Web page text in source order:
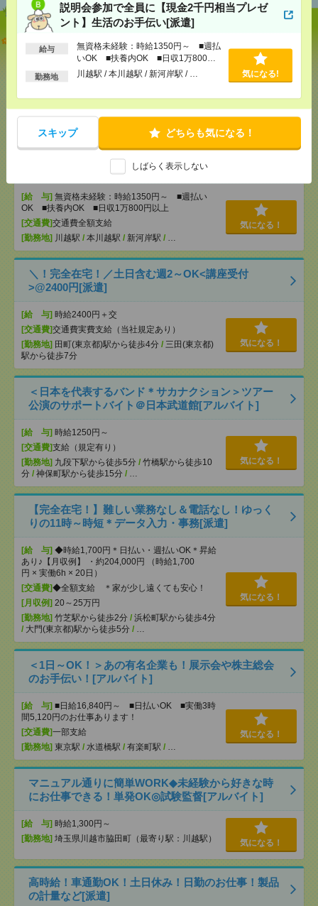
説明会参加で全員に【現金2千円相当プレゼ
ント】生活のお手伝い[派遣]
給与
無資格未経験：時給1350円～ ■週払
いOK ■扶養内OK ■日収1万800円
以上
勤務地 川越駅 / 本川越駅 / 新河岸駅 / … 気になる!
スキップ どちらも気になる！
しばらく表示しない
いも仕事の1つ[派遣]
[給 与]無資格未経験：時給1500円～ ■週払い
目白駅/北池袋駅/…
気になる！
[給 与] 無資格未経験：時給1350円～ ■週払い
OK ■扶養内OK ■日収1万800円以上
[交通費]交通費全額支給
[勤務地] 川越駅 / 本川越駅 / 新河岸駅 / …
気になる！
＼！完全在宅！／土日含む週2～OK<講座受付
>@2400円[派遣]
[給 与] 時給2400円＋交
[交通費]交通費実費支給（当社規定あり）
[勤務地] 田町(東京都)駅から徒歩4分 / 三田(東京都)
駅から徒歩7分
気になる！
＜日本を代表するバンド＊サカナクション＞ツアー
公演のサポートバイト＠日本武道館[アルバイト]
[給 与] 時給1250円～
[交通費]支給（規定有り）
[勤務地] 九段下駅から徒歩5分 / 竹橋駅から徒歩10
分 / 神保町駅から徒歩15分 / …
気になる！
【完全在宅！】難しい業務なし＆電話なし！ゆっく
りの11時～時短＊データ入力・事務[派遣]
[給 与] ◆時給1,700円＊日払い・週払いOK＊昇給
あり♪【月収例】 ・約204,000円 （時給1,700
円 × 実働6h × 20日）
[交通費]◆全額支給 ＊家が少し遠くても安心！
[月収例] 20～25万円
[勤務地] 竹芝駅から徒歩2分 / 浜松町駅から徒歩4分
/ 大門(東京都)駅から徒歩5分 / …
気になる！
＜1日～OK！＞あの有名企業も！展示会や株主総会
のお手伝い！[アルバイト]
[給 与] ■日給16,840円～ ■日払いOK ■実働3時
間5,120円のお仕事あります！
[交通費]一部支給
[勤務地] 東京駅 / 水道橋駅 / 有楽町駅 / …
気になる！
マニュアル通りに簡単WORK◆未経験から好きな時
にお仕事できる！単発OK◎試験監督[アルバイト]
[給 与] 時給1,300円～
[勤務地] 埼玉県川越市脇田町（最寄り駅：川越駅） 気になる！
高時給！車通勤OK！土日休み！日勤のお仕事！製品
の計量など[派遣]